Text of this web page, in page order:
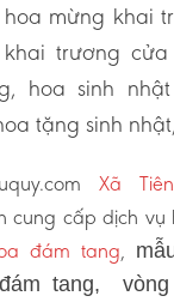
mừng khai
trương
hoa sinh
tặng sinh
Xã
cung cấp dịch
đám tang,
tang,